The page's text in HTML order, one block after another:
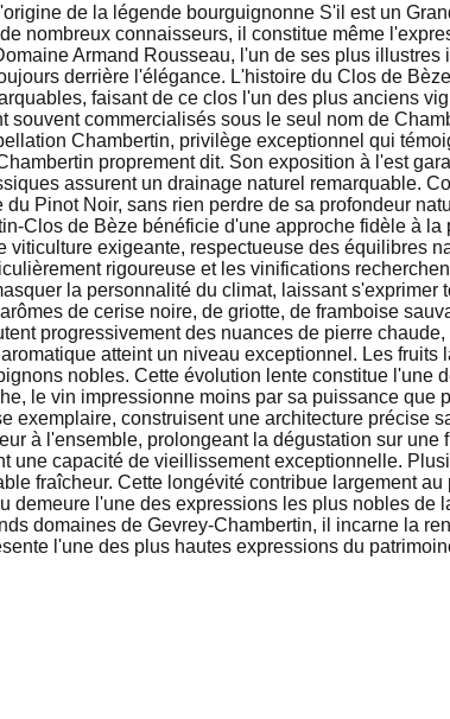
de la légende bourguignonne S'il est un
nombreux connaisseurs, il constitue même
Armand Rousseau, l'un de ses plus
derrière l'élégance. L'histoire du Clos de
faisant de ce clos l'un des plus anciens
commercialisés sous le seul nom de
Chambertin, privilège exceptionnel qui
proprement dit. Son exposition à l'est
assurent un drainage naturel remarquable.
Pinot Noir, sans rien perdre de sa profondeur
Clos de Bèze bénéficie d'une approche fidèle à
exigeante, respectueuse des équilibres
rigoureuse et les vinifications
la personnalité du climat, laissant
de cerise noire, de griotte, de framboise
progressivement des nuances de pierre
atteint un niveau exceptionnel. Les
nobles. Cette évolution lente constitue l'une
le vin impressionne moins par sa puissance que
exemplaire, construisent une architecture précise
à l'ensemble, prolongeant la dégustation sur
capacité de vieillissement exceptionnelle.
fraîcheur. Cette longévité contribue largement
l'une des expressions les plus nobles
domaines de Gevrey-Chambertin, il incarne la
l'une des plus hautes expressions du